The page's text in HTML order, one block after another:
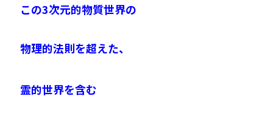
この3次元的物質世界の
物理的法則を超えた、
霊的世界を含む